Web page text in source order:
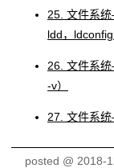
25. 文件系
ldd，ldconfig
26. 文件系
-v）
27. 文件系
posted @ 2018-